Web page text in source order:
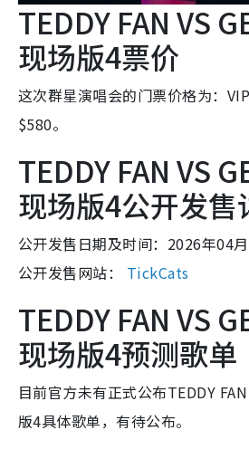
TEDDY FAN VS
现场版4票价
这次群星演唱会的门票价格为：
$580。
TEDDY FAN VS
现场版4公开发售
公开发售日期及时间：2026年04
公开发售网站： TickCats
TEDDY FAN VS
现场版4预测歌单
目前官方未有正式公布TEDDY
版4具体歌单，有待公布。